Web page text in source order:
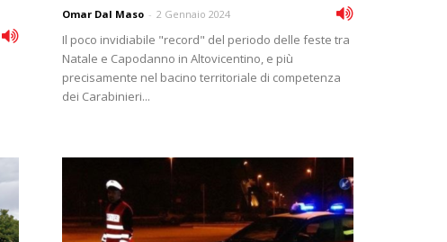
Omar Dal Maso - 2 Gennaio 2024
Il poco invidiabile "record" del periodo delle feste tra
Natale e Capodanno in Altovicentino, e più
precisamente nel bacino territoriale di competenza
dei Carabinieri...